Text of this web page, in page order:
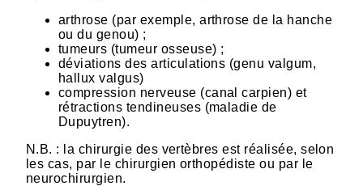
arthrose (par exemple, arthrose de la hanche
ou du genou) ;
tumeurs (tumeur osseuse) ;
déviations des articulations (genu valgum,
hallux valgus)
compression nerveuse (canal carpien) et
rétractions tendineuses (maladie de
Dupuytren).
N.B. : la chirurgie des vertèbres est réalisée, selon
les cas, par le chirurgien orthopédiste ou par le
neurochirurgien.